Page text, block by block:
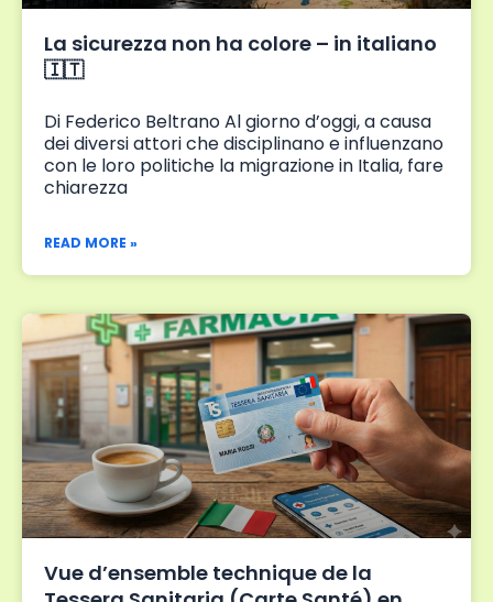
La sicurezza non ha colore – in italiano
🇮🇹
Di Federico Beltrano Al giorno d’oggi, a causa
dei diversi attori che disciplinano e influenzano
con le loro politiche la migrazione in Italia, fare
chiarezza
READ MORE »
Vue d’ensemble technique de la